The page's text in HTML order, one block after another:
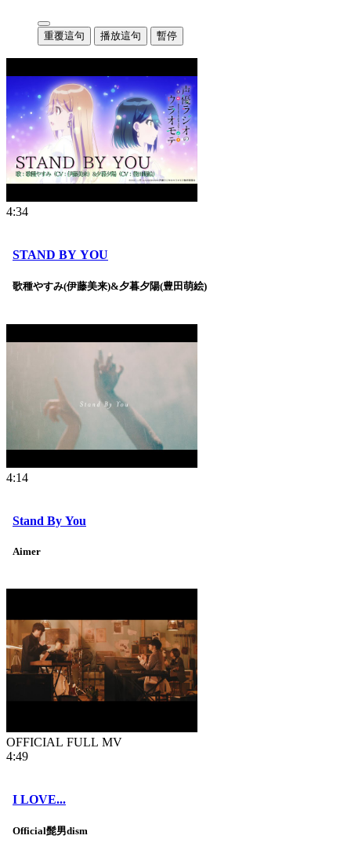
重覆這句 播放這句 暫停
4:34
STAND BY YOU
歌種やすみ(伊藤美来)&夕暮夕陽(豊田萌絵)
4:14
Stand By You
Aimer
OFFICIAL FULL MV
4:49
I LOVE...
Official髭男dism